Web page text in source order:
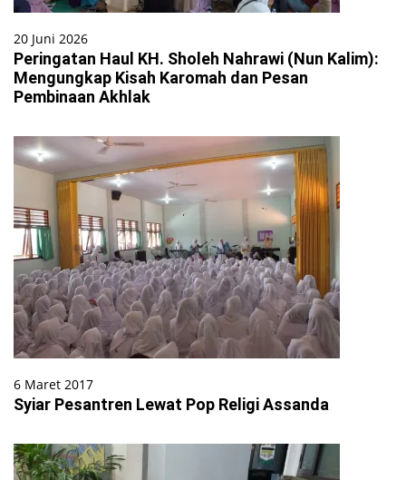
20 Juni 2026
Peringatan Haul KH. Sholeh Nahrawi (Nun Kalim):
Mengungkap Kisah Karomah dan Pesan
Pembinaan Akhlak
6 Maret 2017
Syiar Pesantren Lewat Pop Religi Assanda